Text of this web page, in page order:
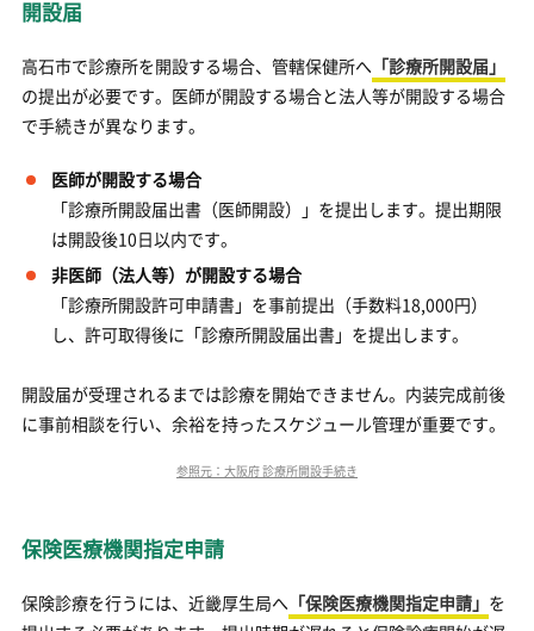
開設届
高石市で診療所を開設する場合、管轄保健所へ 「診療所開設届」
の提出が必要です。医師が開設する場合と法人等が開設する場合
で手続きが異なります。
医師が開設する場合
「診療所開設届出書（医師開設）」を提出します。提出期限
は開設後10日以内です。
非医師（法人等）が開設する場合
「診療所開設許可申請書」を事前提出（手数料18,000円）
し、許可取得後に「診療所開設届出書」を提出します。
開設届が受理されるまでは診療を開始できません。内装完成前後
に事前相談を行い、余裕を持ったスケジュール管理が重要です。
参照元：大阪府 診療所開設手続き
保険医療機関指定申請
保険診療を行うには、近畿厚生局へ 「保険医療機関指定申請」 を